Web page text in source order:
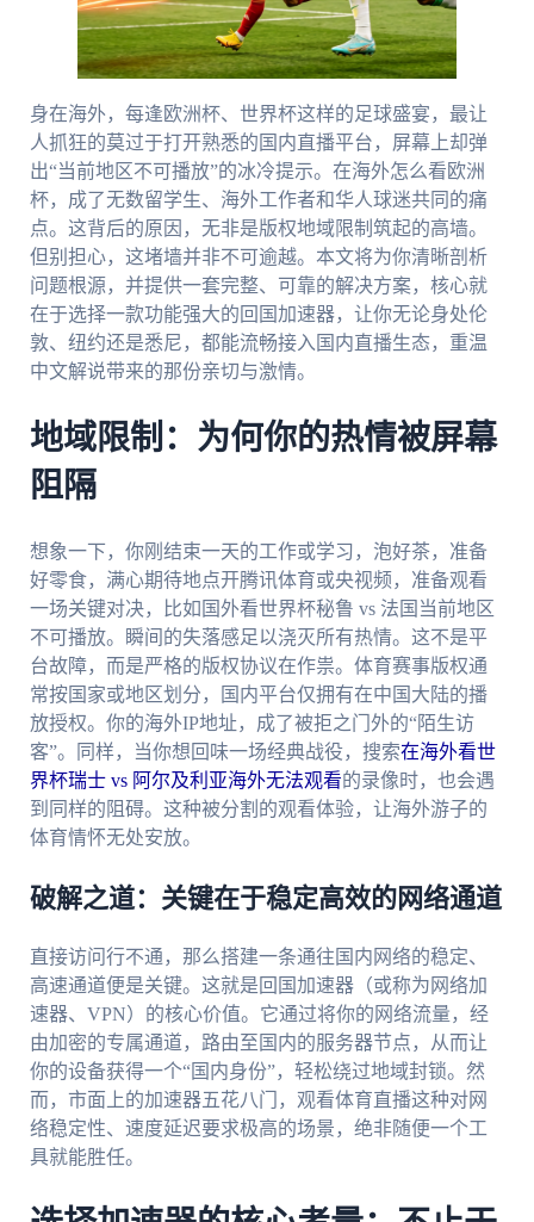
身在海外，每逢欧洲杯、世界杯这样的足球盛宴，最让
人抓狂的莫过于打开熟悉的国内直播平台，屏幕上却弹
出“当前地区不可播放”的冰冷提示。在海外怎么看欧洲
杯，成了无数留学生、海外工作者和华人球迷共同的痛
点。这背后的原因，无非是版权地域限制筑起的高墙。
但别担心，这堵墙并非不可逾越。本文将为你清晰剖析
问题根源，并提供一套完整、可靠的解决方案，核心就
在于选择一款功能强大的回国加速器，让你无论身处伦
敦、纽约还是悉尼，都能流畅接入国内直播生态，重温
中文解说带来的那份亲切与激情。
地域限制：为何你的热情被屏幕
阻隔
想象一下，你刚结束一天的工作或学习，泡好茶，准备
好零食，满心期待地点开腾讯体育或央视频，准备观看
一场关键对决，比如国外看世界杯秘鲁 vs 法国当前地区
不可播放。瞬间的失落感足以浇灭所有热情。这不是平
台故障，而是严格的版权协议在作祟。体育赛事版权通
常按国家或地区划分，国内平台仅拥有在中国大陆的播
放授权。你的海外IP地址，成了被拒之门外的“陌生访
客”。同样，当你想回味一场经典战役，搜索在海外看世
界杯瑞士 vs 阿尔及利亚海外无法观看的录像时，也会遇
到同样的阻碍。这种被分割的观看体验，让海外游子的
体育情怀无处安放。
破解之道：关键在于稳定高效的网络通道
直接访问行不通，那么搭建一条通往国内网络的稳定、
高速通道便是关键。这就是回国加速器（或称为网络加
速器、VPN）的核心价值。它通过将你的网络流量，经
由加密的专属通道，路由至国内的服务器节点，从而让
你的设备获得一个“国内身份”，轻松绕过地域封锁。然
而，市面上的加速器五花八门，观看体育直播这种对网
络稳定性、速度延迟要求极高的场景，绝非随便一个工
具就能胜任。